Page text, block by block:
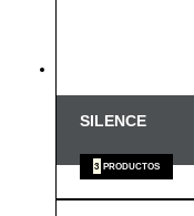
SILENCE
3 PRODUCTOS